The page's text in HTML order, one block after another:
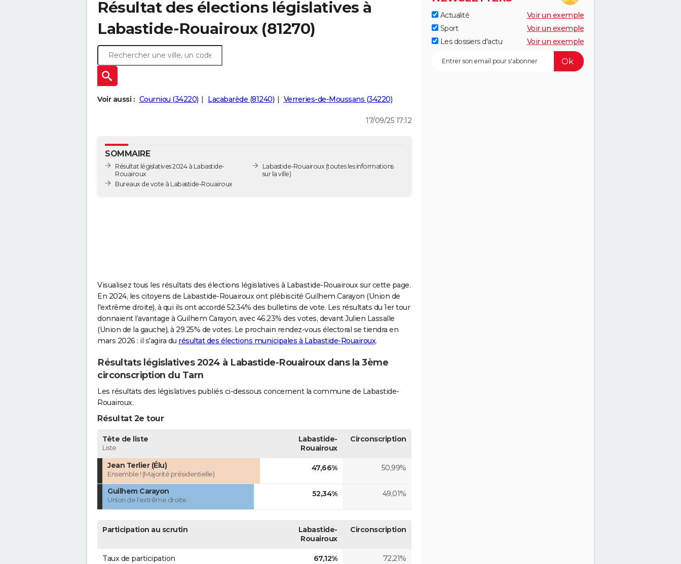
Résultat des élections législatives à
Labastide-Rouairoux (81270)
Voir aussi : Courniou (34220) Lacabarède (81240) Verreries-de-Moussans (34220)
17/09/25 17:12
SOMMAIRE
Résultat législatives 2024 à Labastide-
Rouairoux
Bureaux de vote à Labastide-Rouairoux
Labastide-Rouairoux (toutes les informations
sur la ville)
Visualisez tous les résultats des élections législatives à Labastide-Rouairoux sur cette page.
En 2024, les citoyens de Labastide-Rouairoux ont plébiscité Guilhem Carayon (Union de
l'extrême droite), à qui ils ont accordé 52.34% des bulletins de vote. Les résultats du 1er tour
donnaient l’avantage à Guilhem Carayon, avec 46.23% des votes, devant Julien Lassalle
(Union de la gauche), à 29.25% de votes. Le prochain rendez-vous électoral se tiendra en
mars 2026 : il s'agira du résultat des élections municipales à Labastide-Rouairoux.
Résultats législatives 2024 à Labastide-Rouairoux dans la 3ème
circonscription du Tarn
Les résultats des législatives publiés ci-dessous concernent la commune de Labastide-
Rouairoux.
Résultat 2e tour
Tête de liste
Liste
Labastide-
Rouairoux
Circonscription
Jean Terlier (Élu)
Ensemble ! (Majorité présidentielle)
47,66% 50,99%
Guilhem Carayon
Union de l'extrême droite
52,34% 49,01%
Participation au scrutin
Labastide-
Rouairoux
Circonscription
Taux de participation 67,12% 72,21%
Actualité
Voir un exemple
Sport
Voir un exemple
Les dossiers d'actu
Voir un exemple